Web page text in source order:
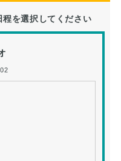
を選択してください